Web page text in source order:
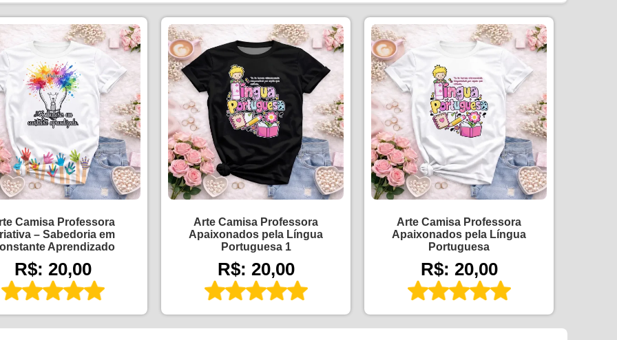
Camisa Professora
– Sabedoria em
Aprendizado
R$: 20,00
Arte Camisa Professora
Apaixonados pela Língua
Portuguesa 1
R$: 20,00
Arte Camisa Professora
Apaixonados pela Língua
Portuguesa
R$: 20,00